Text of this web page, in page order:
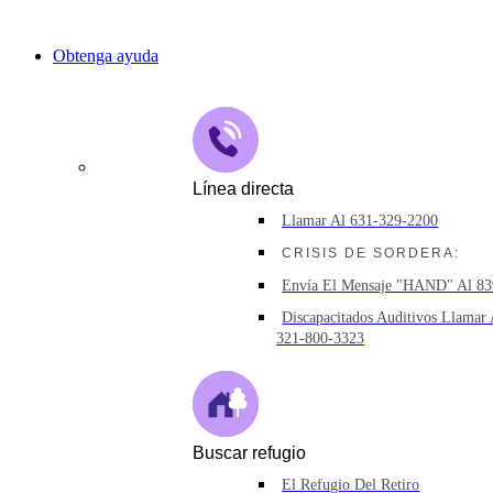
Obtenga ayuda
Línea directa
Llamar Al 631-329-2200
CRISIS DE SORDERA:
Envía El Mensaje "HAND" Al
Discapacitados Auditivos Llamar
321-800-3323
Buscar refugio
El Refugio Del Retiro